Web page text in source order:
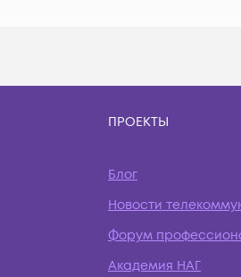
ПРОЕКТЫ
Блог
Новости
Форум
Академия НАГ